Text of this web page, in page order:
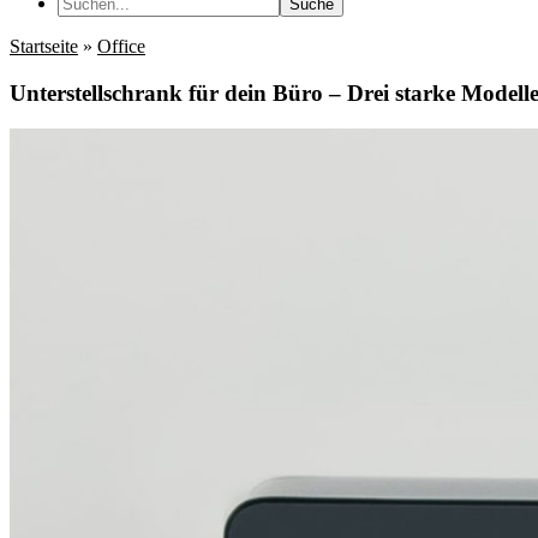
Suche
Startseite » Office
Unterstellschrank für dein Büro – Drei starke